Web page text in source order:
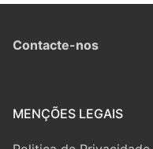
Contacte-nos
MENÇÕES LEGAIS